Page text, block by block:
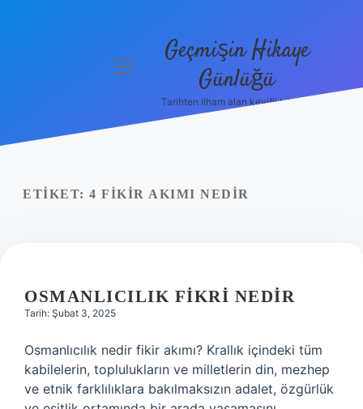
menüyü
Geçmişin Hikaye
Günlüğü
Tarihten ilham alan keyifli bilgiler!
ETIKET: 4 FIKIR AKIMI NEDIR
OSMANLICILIK FIKRI NEDIR
Tarih: Şubat 3, 2025
Osmanlıcılık nedir fikir akımı? Krallık içindeki tüm
kabilelerin, toplulukların ve milletlerin din, mezhep
ve etnik farklılıklara bakılmaksızın adalet, özgürlük